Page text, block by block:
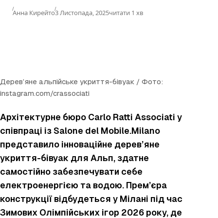
Анна КирейтоPublished
3 Листопада, 2025читати 1 хв
Дерев’яне альпійське укриття-бівуак / Фото:
instagram.com/crassociati
Архітектурне бюро Carlo Ratti Associati у
співпраці із Salone del Mobile.Milano
представило інноваційне дерев’яне
укриття-бівуак для Альп, здатне
самостійно забезпечувати себе
електроенергією та водою. Прем’єра
конструкції відбудеться у Мілані під час
Зимових Олімпійських ігор 2026 року, де